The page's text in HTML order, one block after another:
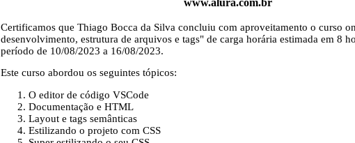
Certificamos queThiago Bocca da Silvaconcluiu com aproveitamento o curso
desenvolvimento, estrutura de arquivos e tags" de carga horária estimada em 8
período de 10/08/2023 a 16/08/2023.
Este curso abordou os seguintes tópicos:
O editor de código VSCode
Documentação e HTML
Layout e tags semânticas
Estilizando o projeto com CSS